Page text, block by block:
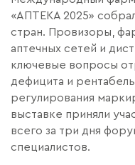
«АПТЕКА 2025»
стран. Провизоры,
аптечных сетей и
ключевые вопросы
дефицита и
регулирования
выставке приняли
всего за три дня
специалистов.